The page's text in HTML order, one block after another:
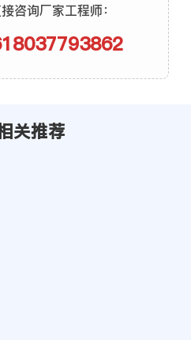
咨询厂家工程师：
关推荐